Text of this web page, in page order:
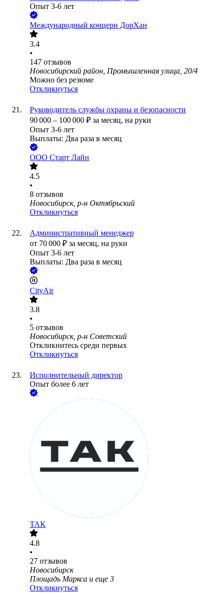
Опыт 3-6 лет
Международный концерн ДорХан
3.4
•
147 отзывов
Новосибирский район, Промышленная улица, 20/4
Можно без резюме
Откликнуться
Руководитель службы охраны и безопасности
90 000 – 100 000 ₽ за месяц, на руки
Опыт 3-6 лет
Выплаты: Два раза в месяц
ООО Старт Лайн
4.5
•
8 отзывов
Новосибирск, р-н Октябрьский
Откликнуться
Административный менеджер
от 70 000 ₽ за месяц, на руки
Опыт 3-6 лет
Выплаты: Два раза в месяц
CityAir
3.8
•
5 отзывов
Новосибирск, р-н Советский
Откликнитесь среди первых
Откликнуться
Исполнительный директор
Опыт более 6 лет
ТАК
4.8
•
27 отзывов
Новосибирск
Площадь Маркса и еще 3
Откликнуться